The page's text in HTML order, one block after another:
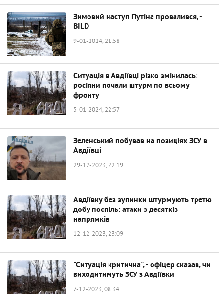
Зимовий наступ Путіна провалився, -
BILD
9-01-2024, 21:58
Ситуація в Авдіївці різко змінилась:
росіяни почали штурм по всьому
фронту
5-01-2024, 22:57
Зеленський побував на позиціях ЗСУ в
Авдіївці
29-12-2023, 22:19
Авдіївку без зупинки штурмують третю
добу поспіль: атаки з десятків
напрямків
12-12-2023, 23:09
"Ситуація критична", - офіцер сказав, чи
виходитимуть ЗСУ з Авдіївки
7-12-2023, 08:34